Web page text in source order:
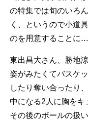
の特集では旬のいろ
く、というので小道
のを用意することに…
東出昌大さん、勝地
姿がみたくてバスケ
したり奪い合ったり
中になる2人に胸をキ
その後のボールの扱